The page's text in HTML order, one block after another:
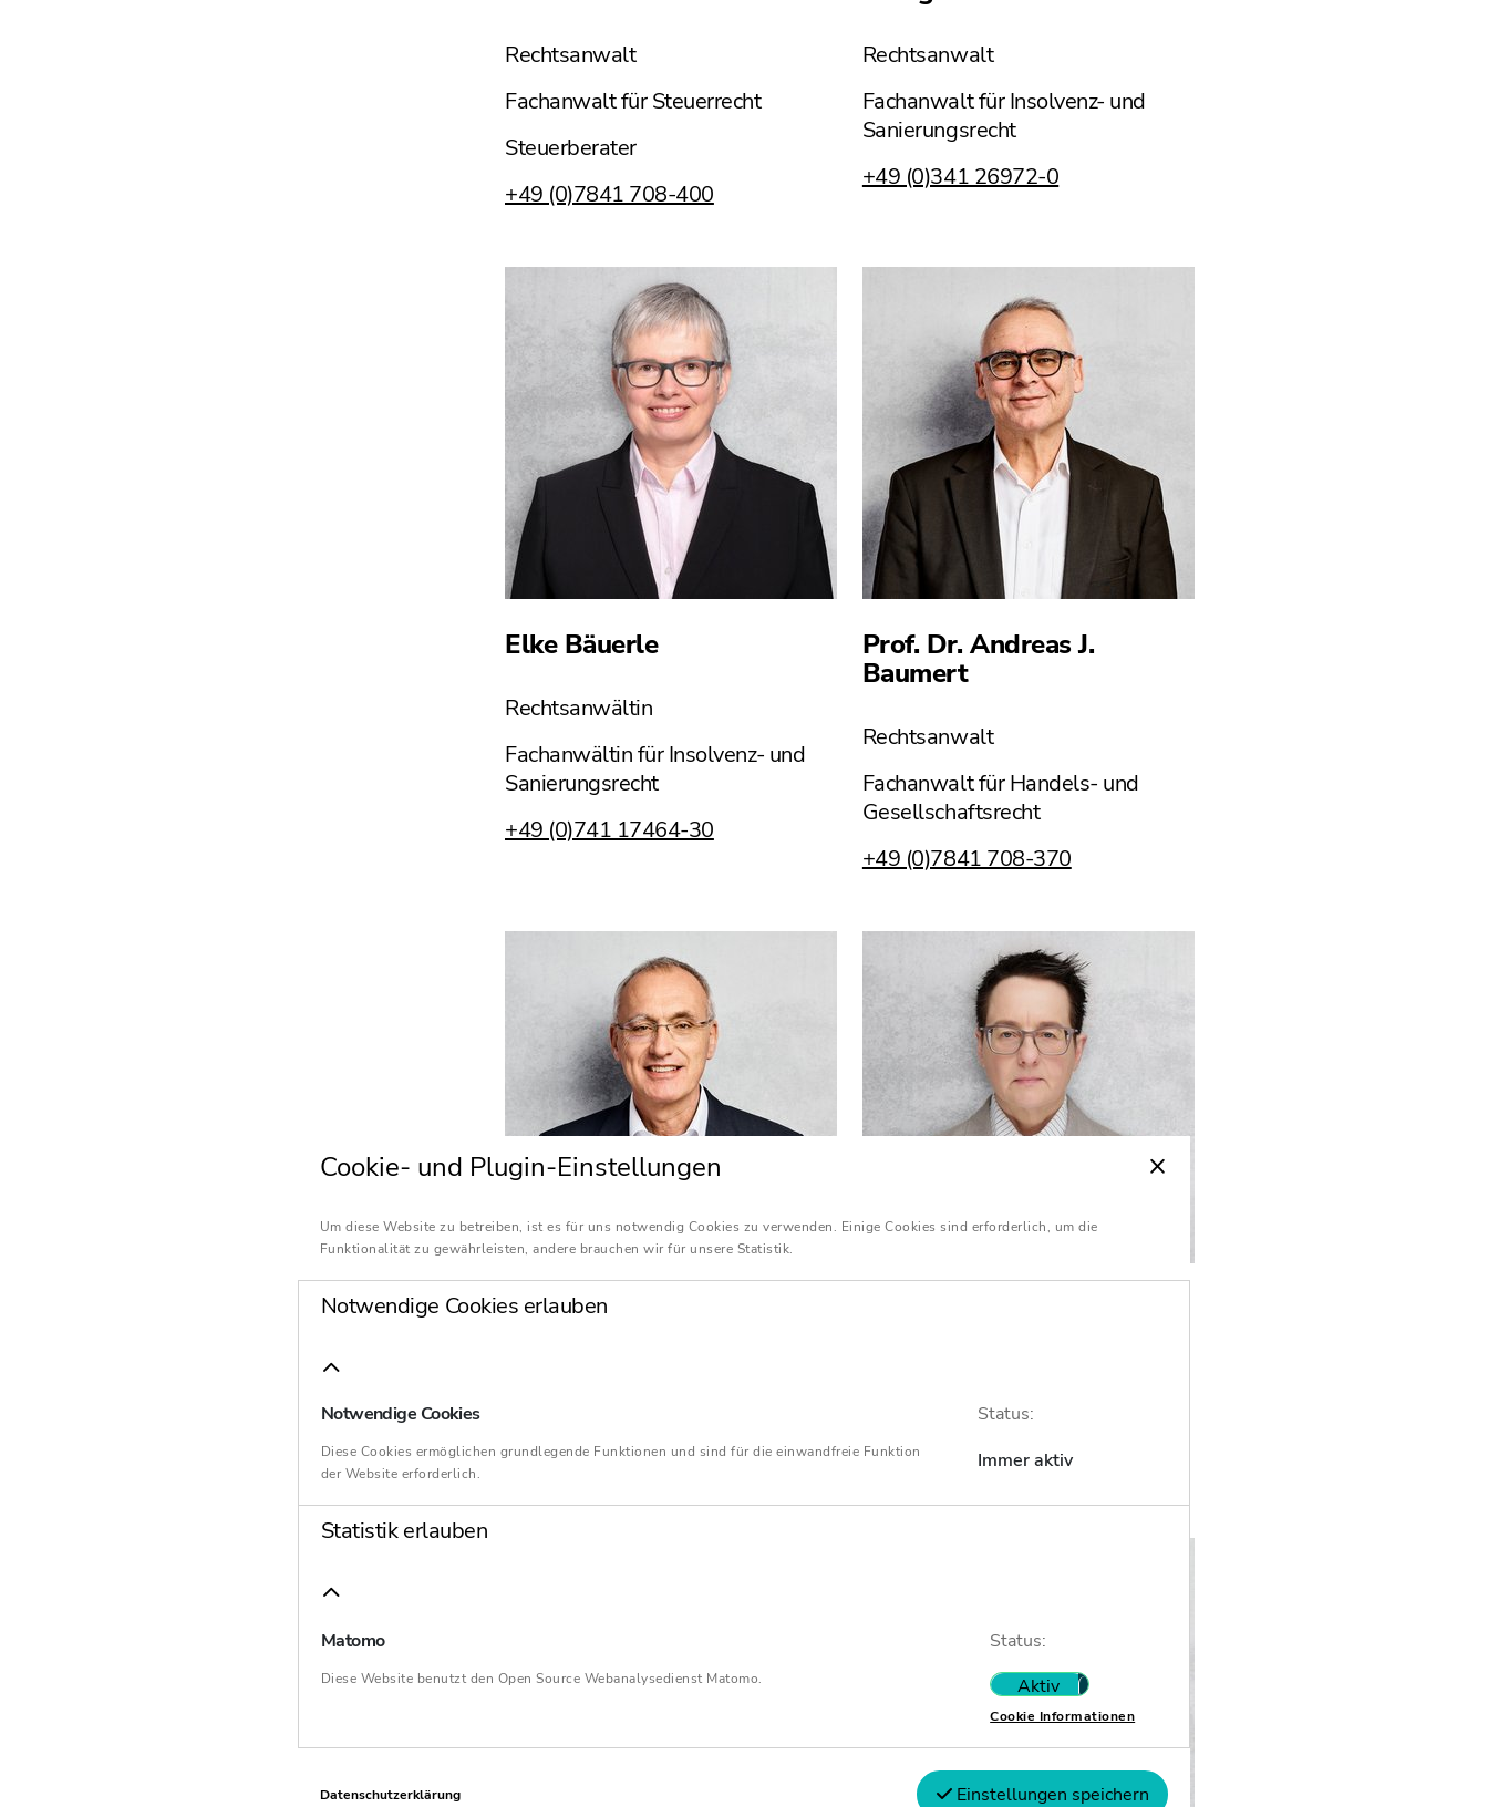
Rechtsanwalt
Fachanwalt für Steuerrecht
Steuerberater
+49 (0)7841 708-400
Rechtsanwalt
Fachanwalt für Insolvenz- und
Sanierungsrecht
+49 (0)341 26972-0
Elke Bäuerle
Rechtsanwältin
Fachanwältin für Insolvenz- und
Sanierungsrecht
+49 (0)741 17464-30
Prof. Dr. Andreas J.
Baumert
Rechtsanwalt
Fachanwalt für Handels- und
Gesellschaftsrecht
+49 (0)7841 708-370
Dr. Andreas Beck
+49 (0)7841 708-145
Fachanwältin für Arbeitsrecht
+49 (0)911 60001-0
Cookie- und Plugin-Einstellungen
Um diese Website zu betreiben, ist es für uns notwendig Cookies zu verwenden. Einige Cookies sind erforderlich, um die
Funktionalität zu gewährleisten, andere brauchen wir für unsere Statistik.
Notwendige Cookies erlauben
Notwendige Cookies
Diese Cookies ermöglichen grundlegende Funktionen und sind für die einwandfreie Funktion
der Website erforderlich.
Status:
Immer aktiv
Statistik erlauben
Matomo
Diese Website benutzt den Open Source Webanalysedienst Matomo.
Status:
Aktiv
Nicht aktiv
Cookie Informationen
Datenschutzerklärung Einstellungen speichern